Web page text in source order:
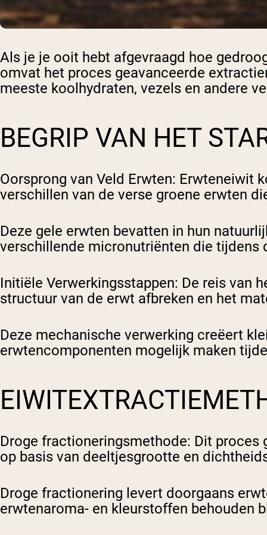
Als je je ooit hebt afgevraagd hoe
omvat het proces geavanceerde
meeste koolhydraten, vezels en andere
BEGRIP VAN HET
Oorsprong van Veld Erwten: Erwteneiwit
verschillen van de verse groene erwten
Deze gele erwten bevatten in hun
verschillende micronutriënten die tijdens
Initiële Verwerkingsstappen: De reis van
structuur van de erwt afbreken en het
Deze mechanische verwerking creëert
erwtencomponenten mogelijk maken
Droge fractioneringsmethode: Dit proces
op basis van deeltjesgrootte en
Droge fractionering levert doorgaans
erwtenaroma- en kleurstoffen behouden